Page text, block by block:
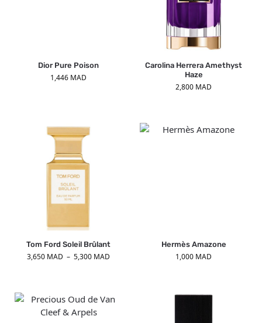
Dior Pure Poison
1,446 MAD
Carolina Herrera Amethyst
Haze
2,800 MAD
Tom Ford Soleil Brûlant
3,650 MAD – 5,300 MAD
Hermès Amazone
1,000 MAD